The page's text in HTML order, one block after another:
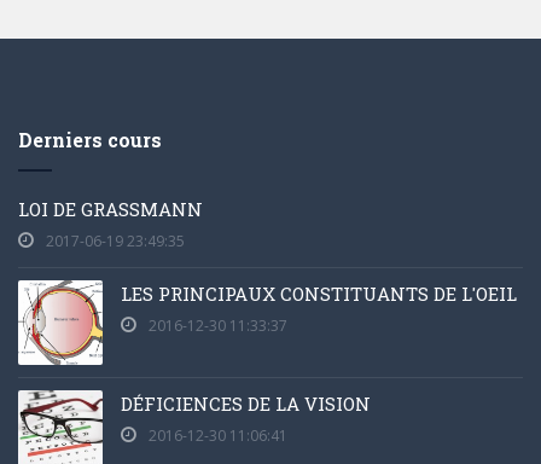
Derniers cours
LOI DE GRASSMANN
2017-06-19 23:49:35
LES PRINCIPAUX CONSTITUANTS DE L'OEIL
2016-12-30 11:33:37
DÉFICIENCES DE LA VISION
2016-12-30 11:06:41